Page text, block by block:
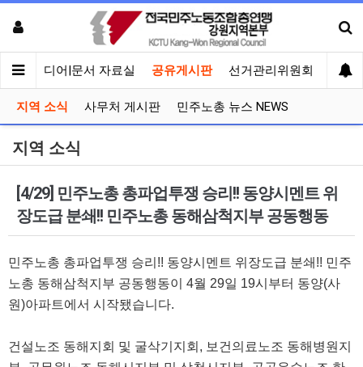
견 미디어|문서 자료실 공유게시판 선거관리위원회
지역 소식 사무처 게시판 민주노총 뉴스 NEWS
지역 소식
[4/29] 민주노총 총파업투쟁 승리!! 동양시멘트 위
장도급 분쇄!! 민주노총 동해삼척지부 공동행동
민주노총 총파업투쟁 승리!! 동양시멘트 위장도급 분쇄!! 민주
노총 동해삼척지부 공동행동이 4월 29일 19시부터 동양(사
원)아파트에서 시작됐습니다.
건설노조 동해지회 및 굴삭기지회, 보건의료노조 동해병원지